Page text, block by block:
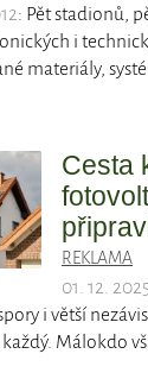
: Pět stadionů,
i
materiály,
Cesta
REKLAMA
01. 12.
i větší
Málokdo